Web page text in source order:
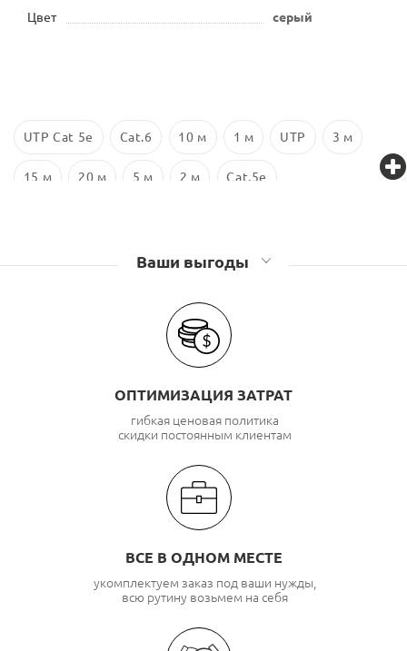
Цвет серый
UTP Cat 5e Cat.6 10 м 1 м UTP 3 м
15 м 20 м 5 м 2 м Cat.5e
Ваши выгоды
ОПТИМИЗАЦИЯ ЗАТРАТ
гибкая ценовая политика
скидки постоянным клиентам
ВСЕ В ОДНОМ МЕСТЕ
укомплектуем заказ под ваши нужды,
всю рутину возьмем на себя